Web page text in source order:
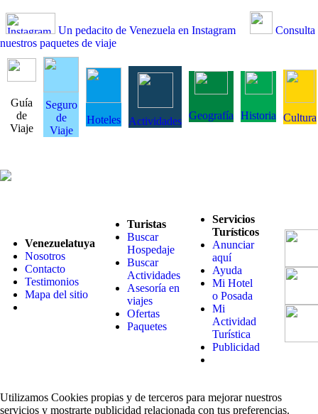
Un pedacito de Venezuela en Instagram
Consulta
nuestros paquetes de viaje
Guía
de
Viaje
Seguro
de
Viaje
Hoteles Actividades Geografía Historia Cultura
Venezuelatuya
Nosotros
Contacto
Testimonios
Mapa del sitio
Turistas
Buscar
Hospedaje
Buscar
Actividades
Asesoría en
viajes
Ofertas
Paquetes
Servicios
Turísticos
Anunciar
aquí
Ayuda
Mi Hotel
o Posada
Mi
Actividad
Turística
Publicidad
Utilizamos Cookies propias y de terceros para mejorar nuestros
servicios y mostrarte publicidad relacionada con tus preferencias.